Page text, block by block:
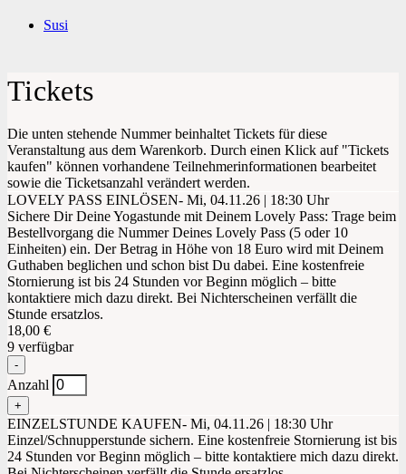
Susi
Tickets
Die unten stehende Nummer beinhaltet Tickets für diese
Veranstaltung aus dem Warenkorb. Durch einen Klick auf "Tickets
kaufen" können vorhandene Teilnehmerinformationen bearbeitet
sowie die Ticketsanzahl verändert werden.
LOVELY PASS EINLÖSEN- Mi, 04.11.26 | 18:30 Uhr
Sichere Dir Deine Yogastunde mit Deinem Lovely Pass: Trage beim
Bestellvorgang die Nummer Deines Lovely Pass (5 oder 10
Einheiten) ein. Der Betrag in Höhe von 18 Euro wird mit Deinem
Guthaben beglichen und schon bist Du dabei. Eine kostenfreie
Stornierung ist bis 24 Stunden vor Beginn möglich – bitte
kontaktiere mich dazu direkt. Bei Nichterscheinen verfällt die
Stunde ersatzlos.
18,00 €
9 verfügbar
Verringern
der
Ticketanzahl
für
LOVELY
PASS
EINLÖSEN-
Mi,
-
Anzahl
Erhöhe
die
Ticketsanzahl
für
LOVELY
+
EINZELSTUNDE KAUFEN- Mi, 04.11.26 | 18:30 Uhr
Einzel/Schnupperstunde sichern. Eine kostenfreie Stornierung ist bis
24 Stunden vor Beginn möglich – bitte kontaktiere mich dazu direkt.